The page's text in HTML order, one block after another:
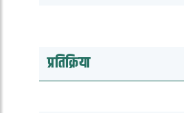
प्रतिक्रिया